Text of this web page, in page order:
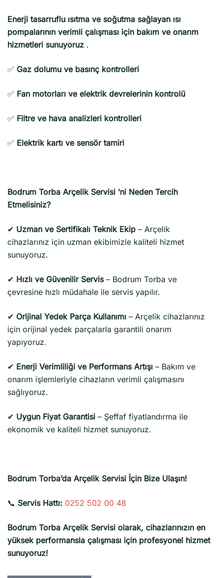
Enerji tasarruflu ısıtma ve soğutma sağlayan ısı
pompalarının verimli çalışması için bakım ve onarım
hizmetleri sunuyoruz .
✅ Gaz dolumu ve basınç kontrolleri
✅ Fan motorları ve elektrik devrelerinin kontrolü
✅ Filtre ve hava analizleri kontrolleri
✅ Elektrik kartı ve sensör tamiri
Bodrum Torba Arçelik Servisi ‘ni Neden Tercih
Etmelisiniz?
✔ Uzman ve Sertifikalı Teknik Ekip – Arçelik
cihazlarınız için uzman ekibimizle kaliteli hizmet
sunuyoruz.
✔ Hızlı ve Güvenilir Servis– Bodrum Torba ve
çevresine hızlı müdahale ile servis yapılır.
✔ Orijinal Yedek Parça Kullanımı – Arçelik cihazlarınız
için orijinal yedek parçalarla garantili onarım
yapıyoruz.
✔ Enerji Verimliliği ve Performans Artışı – Bakım ve
onarım işlemleriyle cihazların verimli çalışmasını
sağlıyoruz.
✔ Uygun Fiyat Garantisi – Şeffaf fiyatlandırma ile
ekonomik ve kaliteli hizmet sunuyoruz.
Bodrum Torba’da Arçelik Servisi İçin Bize Ulaşın!
📞 Servis Hattı: 0252 502 00 48
Bodrum Torba Arçelik Servisi olarak, cihazlarınızın en
yüksek performansla çalışması için profesyonel hizmet
sunuyoruz!